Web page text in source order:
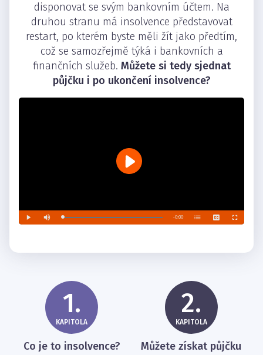
disponovat se svým bankovním účtem. Na
druhou stranu má insolvence představovat
restart, po kterém byste měli žít jako předtím,
což se samozřejmě týká i bankovních a
finančních služeb. Můžete si tedy sjednat
půjčku i po ukončení insolvence?
1.
KAPITOLA
Co je to insolvence?
2.
KAPITOLA
Můžete získat půjčku